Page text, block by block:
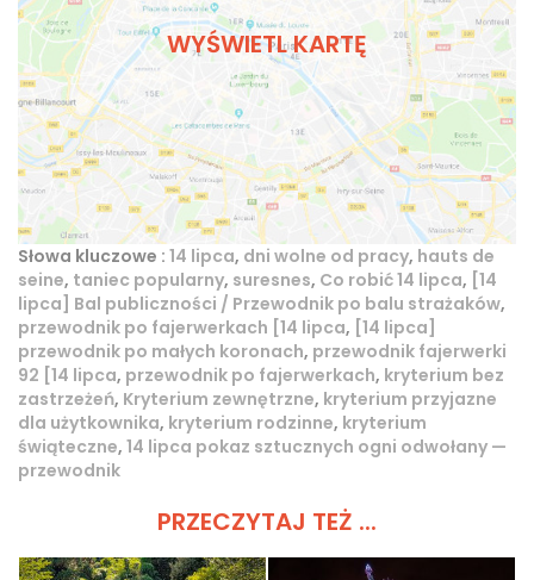
WYŚWIETL KARTĘ
Słowa kluczowe : 14 lipca, dni wolne od pracy, hauts de
seine, taniec popularny, suresnes, Co robić 14 lipca, [14
lipca] Bal publiczności / Przewodnik po balu strażaków,
przewodnik po fajerwerkach [14 lipca, [14 lipca]
przewodnik po małych koronach, przewodnik fajerwerki
92 [14 lipca, przewodnik po fajerwerkach, kryterium bez
zastrzeżeń, Kryterium zewnętrzne, kryterium przyjazne
dla użytkownika, kryterium rodzinne, kryterium
świąteczne, 14 lipca pokaz sztucznych ogni odwołany —
przewodnik
PRZECZYTAJ TEŻ ...